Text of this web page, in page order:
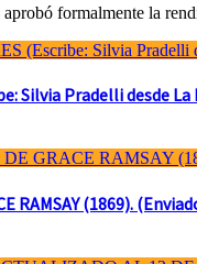
formalmente la
Silvia Pradelli desde
RAMSAY (1869).